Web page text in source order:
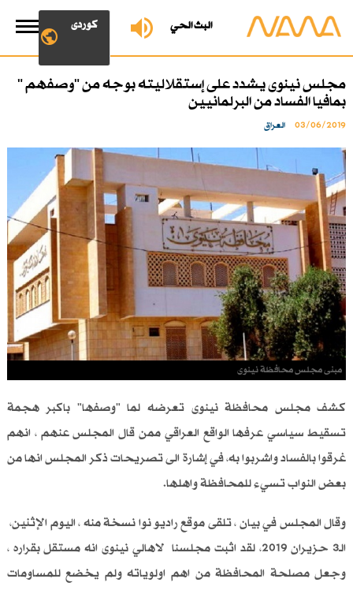
البث الحي کوردی
مجلس نينوى يشدد على إستقلاليته بوجه من "وصفهم "
بمافيا الفساد من البرلمانيين
03/06/2019 العراق
مبنى مجلس محافظة نينوى
كشف مجلس محافظة نينوى تعرضه لما "وصفها" باكبر هجمة
تسقيط سياسي عرفها الواقع العراقي ممن قال المجلس عنهم ، انهم
غرقوا بالفساد واشربوا به، في إشارة الى تصريحات ذكر المجلس انها من
بعض النواب تسيء للمحافظة واهلها.
وقال المجلس في بيان ، تلقى موقع راديو نوا نسخة منه ، اليوم الإثنين،
الـ3 حزيران 2019، لقد اثبت مجلسنا لاهالي نينوى انه مستقل بقراره ،
وجعل مصلحة المحافظة من اهم اولوياته ولم يخضع للمساومات